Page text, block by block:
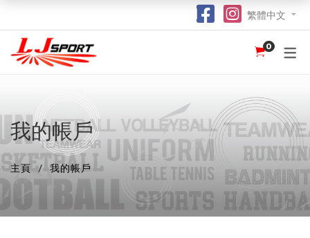
認識 LJ SPORT
為什麼選擇我們？
我們的客戶
球衣
籃球
跑步 / 田徑 hot
龍舟 hot
羽毛球 / 網球
團體服
POLO 恤
熱昇華服裝 hot
衛衣
紀念品
熱昇華強力吸水毛巾
棒球帽
索繩袋
訂購指南
竹炭運動布功能
了解熱昇華印花 hot
常用字體
不同的服裝印刷方式及特點
繁體中文
0
我的帳戶
主頁 我的帳戶